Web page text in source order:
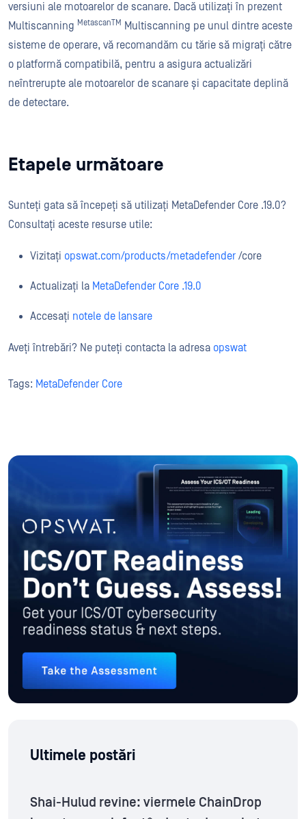
versiuni ale motoarelor de scanare. Dacă utilizați în prezent
Multiscanning MetascanTM
Multiscanning pe unul dintre aceste
sisteme de operare, vă recomandăm cu tărie să migrați către
o platformă compatibilă, pentru a asigura actualizări
neîntrerupte ale motoarelor de scanare și capacitate deplină
de detectare.
Etapele următoare
Sunteți gata să începeți să utilizați MetaDefender Core .19.0?
Consultați aceste resurse utile:
Vizitați opswat.com/products/metadefender /core
Actualizați la MetaDefender Core .19.0
Accesați notele de lansare
Aveți întrebări? Ne puteți contacta la adresa opswat
Tags: MetaDefender Core
Ultimele postări
Shai-Hulud revine: viermele ChainDrop